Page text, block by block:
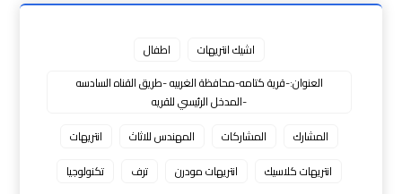
اشيك انتريهات
اطفال
العنوان:-قرية كتامه-محافظة الغربيه -طريق القناه السادسه
-المدخل الرئيسي للقريه
المشارك
المشاركات المهندس للاثاث
انتريهات
انتريهات كلاسيك
انتريهات مودرن ترف
تكنولوجيا